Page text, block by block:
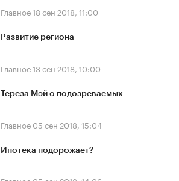
Главное18 сен 2018, 11:00
Развитие региона
Главное13 сен 2018, 10:00
Тереза Мэй о подозреваемых
Главное 05 сен 2018, 15:04
Ипотека подорожает?